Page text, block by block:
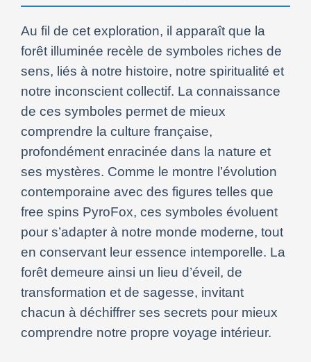
Au fil de cet exploration, il apparaît que la
forêt illuminée recèle de symboles riches de
sens, liés à notre histoire, notre spiritualité et
notre inconscient collectif. La connaissance
de ces symboles permet de mieux
comprendre la culture française,
profondément enracinée dans la nature et
ses mystères. Comme le montre l’évolution
contemporaine avec des figures telles que
free spins PyroFox, ces symboles évoluent
pour s’adapter à notre monde moderne, tout
en conservant leur essence intemporelle. La
forêt demeure ainsi un lieu d’éveil, de
transformation et de sagesse, invitant
chacun à déchiffrer ses secrets pour mieux
comprendre notre propre voyage intérieur.